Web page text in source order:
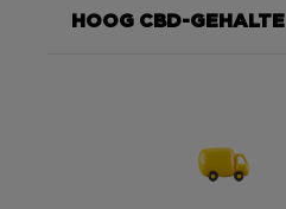
HOOG CBD-GEHALTE